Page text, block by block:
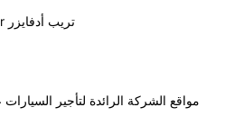
TripAdvisor تريب أدفايزر
مواقع الشركة الرائدة لتأجير